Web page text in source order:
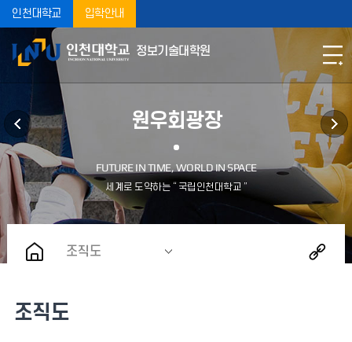
인천대학교 입학안내
정보기술대학원
원우회광장
조직도
조직도